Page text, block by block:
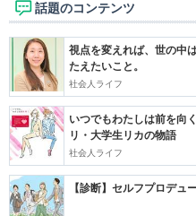
話題のコンテンツ
視点を変えれば、世の中
たえたいこと。
社会人ライフ
いつでもわたしは前を向
リ・大学生リカの物語
社会人ライフ
【診断】セルフプロデ